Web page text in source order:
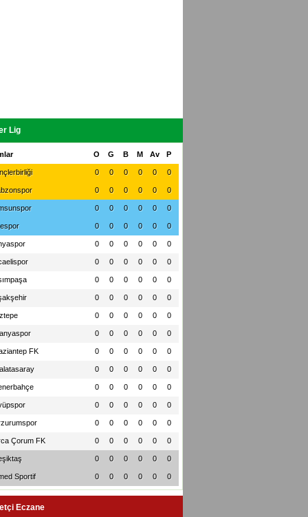
Lig
P
Av
M
B
G
O
0
0
0
0
0
0
0
0
0
0
0
0
0
0
0
0
0
0
0
0
0
0
0
0
0
0
0
0
0
0
0
0
0
0
0
0
0
0
0
0
0
0
0
0
0
0
0
0
0
0
0
0
0
0
0
0
0
0
0
0
FK 0
0
0
0
0
0
0
0
0
0
0
0
0
0
0
0
0
0
0
0
0
0
0
0
0
0
0
0
0
0
Çorum FK 0
0
0
0
0
0
0
0
0
0
0
0
Sportif 0
0
0
0
0
0
Eczane